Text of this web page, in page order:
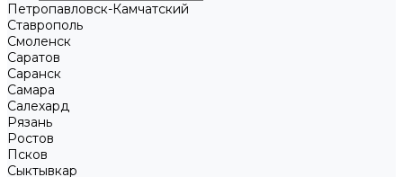
Петропавловск-Камчатский
Ставрополь
Смоленск
Саратов
Саранск
Самара
Салехард
Рязань
Ростов
Псков
Сыктывкар